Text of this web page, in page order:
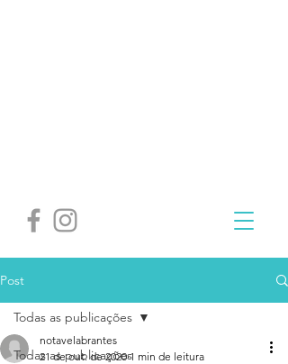
Post
Todas as publicações
Todas as publicações
notavelabrantes
21 de out. de 2020 1 min de leitura